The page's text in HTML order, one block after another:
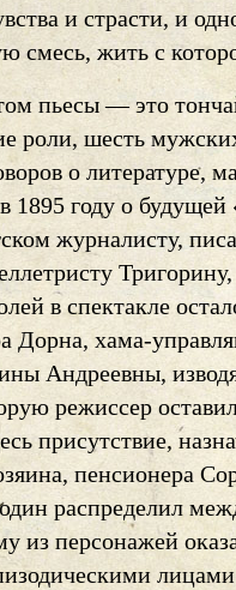
и страсти, и
смесь, жить с
пьесы — это
роли, шесть
о литературе,
году о будущей
журналисту,
в спектакле
Дорна, хама-
Андреевны,
режиссер
присутствие,
пенсионера
распределил
из персонажей